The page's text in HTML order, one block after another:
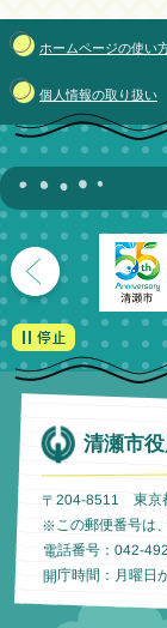
ホームページの使い
個人情報の取り扱い
清瀬市
〒204-8511 東京
※この郵便番号は
電話番号：042-
開庁時間：月曜日